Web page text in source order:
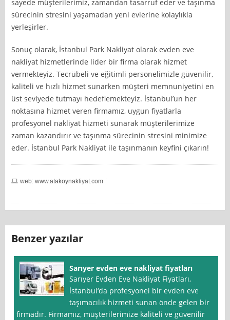
sayede müşterilerimiz, zamandan tasarruf eder ve taşınma
sürecinin stresini yaşamadan yeni evlerine kolaylıkla
yerleşirler.
Sonuç olarak, İstanbul Park Nakliyat olarak evden eve
nakliyat hizmetlerinde lider bir firma olarak hizmet
vermekteyiz. Tecrübeli ve eğitimli personelimizle güvenilir,
kaliteli ve hızlı hizmet sunarken müşteri memnuniyetini en
üst seviyede tutmayı hedeflemekteyiz. İstanbul’un her
noktasına hizmet veren firmamız, uygun fiyatlarla
profesyonel nakliyat hizmeti sunarak müşterilerimize
zaman kazandırır ve taşınma sürecinin stresini minimize
eder. İstanbul Park Nakliyat ile taşınmanın keyfini çıkarın!
web: www.atakoynakliyat.com
Benzer yazılar
Sarıyer evden eve nakliyat fiyatları
Sarıyer Evden Eve Nakliyat Fiyatları,
İstanbul‘da profesyonel bir evden eve
taşımacılık hizmeti sunan önde gelen bir
firmadır. Firmamız, müşterilerimize kaliteli ve güvenilir